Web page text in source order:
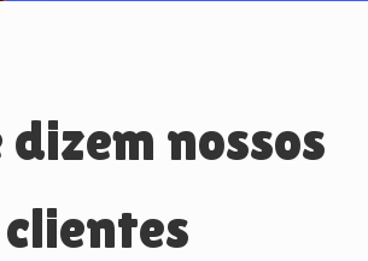
dizem nossos
clientes